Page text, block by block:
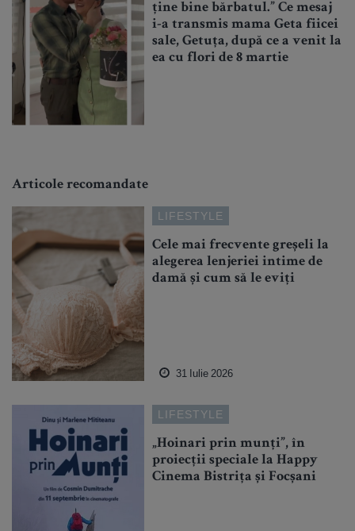
ține bine bărbatul.” Ce mesaj
i-a transmis mama Geta fiicei
sale, Getuța, după ce a venit la
ea cu flori de 8 martie
Articole recomandate
LIFESTYLE
Cele mai frecvente greșeli la
alegerea lenjeriei intime de
damă și cum să le eviți
31 Iulie 2026
LIFESTYLE
„Hoinari prin munți”, în
proiecții speciale la Happy
Cinema Bistrița și Focșani